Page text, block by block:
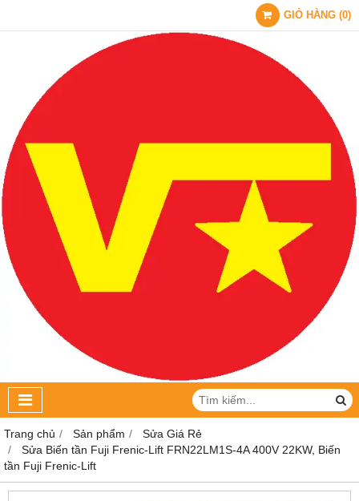
GIỎ HÀNG (0)
Trang chủ Sản phẩm
Sửa Giá Rẻ
Sửa Biến tần Fuji Frenic-Lift FRN22LM1S-4A 400V 22KW, Biến
tần Fuji Frenic-Lift